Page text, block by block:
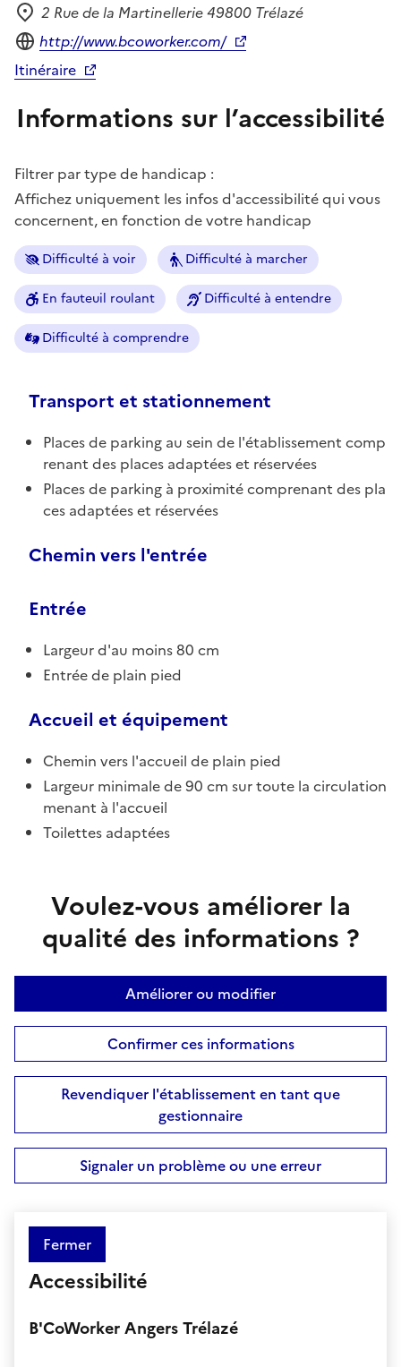
Adresse
2 Rue de la Martinellerie 49800 Trélazé
Site internet
http://www.bcoworker.com/
Itinéraire
Informations sur l’accessibilité
Filtrer par type de handicap :
Affichez uniquement les infos d'accessibilité qui vous
concernent, en fonction de votre handicap
Difficulté à voir Difficulté à marcher
En fauteuil roulant Difficulté à entendre
Difficulté à comprendre
Transport et stationnement
Places de parking au sein de l'établissement comp
renant des places adaptées et réservées
Places de parking à proximité comprenant des pla
ces adaptées et réservées
Chemin vers l'entrée
Entrée
Largeur d'au moins 80 cm
Entrée de plain pied
Accueil et équipement
Chemin vers l'accueil de plain pied
Largeur minimale de 90 cm sur toute la circulation
menant à l'accueil
Toilettes adaptées
Voulez-vous améliorer la
qualité des informations ?
Améliorer ou modifier
Confirmer ces informations
Revendiquer l'établissement en tant que
gestionnaire
Signaler un problème ou une erreur
Fermer
Accessibilité
B'CoWorker Angers Trélazé